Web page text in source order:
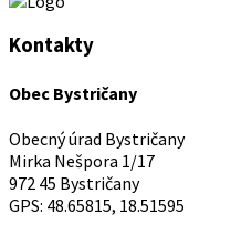
Kontakty
Obec Bystričany
Obecný úrad Bystričany
Mirka Nešpora 1/17
972 45 Bystričany
GPS: 48.65815, 18.51595